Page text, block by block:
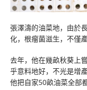
張澤濤的油菜地，由於
化，根瘤菌滋生，不僅
去年，他在幾畝秋葵上
乎意料地好，不光是增
他把自家50畝油菜全部